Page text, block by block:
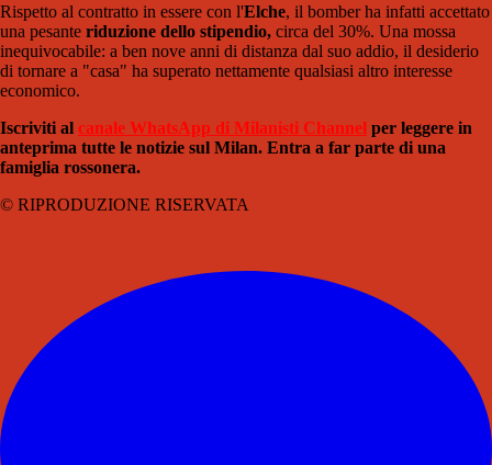
Rispetto al contratto in essere con l'Elche, il bomber ha infatti accettato
una pesante riduzione dello stipendio, circa del 30%. Una mossa
inequivocabile: a ben nove anni di distanza dal suo addio, il desiderio
di tornare a "casa" ha superato nettamente qualsiasi altro interesse
economico.
Iscriviti al canale WhatsApp di Milanisti Channel per leggere in
anteprima tutte le notizie sul Milan. Entra a far parte di una
famiglia rossonera.
© RIPRODUZIONE RISERVATA